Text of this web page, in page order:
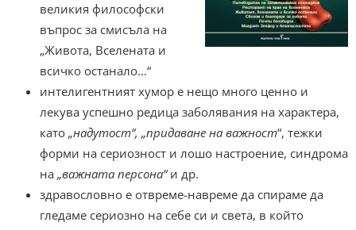
великия философски
въпрос за смисъла на
„Живота, Вселената и
всичко останало…“
интелигентният хумор е нещо много ценно и
лекува успешно редица заболявания на характера,
като „надутост“, „придаване на важност“, тежки
форми на сериозност и лошо настроение, синдрома
на „важната персона“и др.
здравословно е отвреме-навреме да спираме да
гледаме сериозно на себе си и света, в който